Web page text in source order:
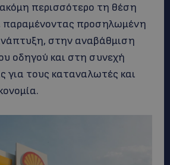
ακόμη περισσότερο τη θέση
παραμένοντας προσηλωμένη
στην αναβάθμιση
οδηγού και στη συνεχή
για τους καταναλωτές και